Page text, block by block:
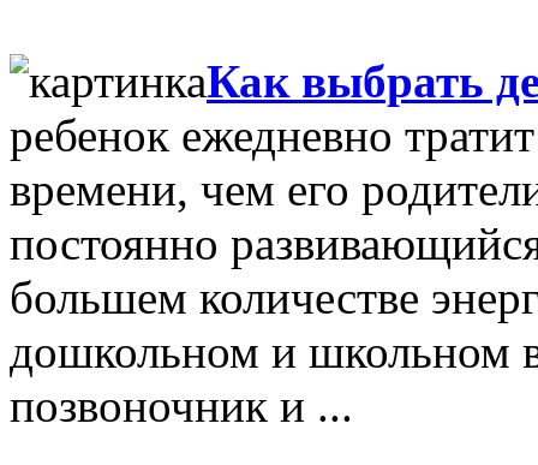
Как выбрать
ребенок ежедневно
времени, чем его
постоянно
большем количестве
дошкольном и школьном
позвоночник и ...